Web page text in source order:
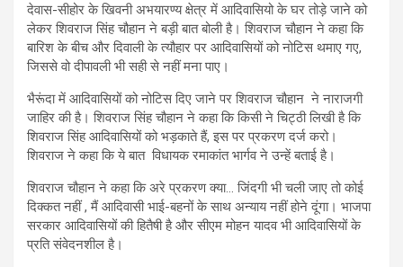
देवास-सीहोर के खिवनी अभयारण्य क्षेत्र में आदिवासियो के घर तोड़े जाने को
लेकर शिवराज सिंह चौहान ने बड़ी बात बोली है। शिवराज चौहान ने कहा कि
बारिश के बीच और दिवाली के त्यौहार पर आदिवासियों को नोटिस थमाए गए,
जिससे वो दीपावली भी सही से नहीं मना पाए।
भैरूंदा में आदिवासियों को नोटिस दिए जाने पर शिवराज चौहान ने नाराजगी
जाहिर की है। शिवराज सिंह चौहान ने कहा कि किसी ने चिट्ठी लिखी है कि
शिवराज सिंह आदिवासियों को भड़काते हैं, इस पर प्रकरण दर्ज करो।
शिवराज ने कहा कि ये बात विधायक रमाकांत भार्गव ने उन्हें बताई है।
शिवराज चौहान ने कहा कि अरे प्रकरण क्या… जिंदगी भी चली जाए तो कोई
दिक्कत नहीं , मैं आदिवासी भाई-बहनों के साथ अन्याय नहीं होने दूंगा। भाजपा
सरकार आदिवासियों की हितैषी है और सीएम मोहन यादव भी आदिवासियों के
प्रति संवेदनशील है।